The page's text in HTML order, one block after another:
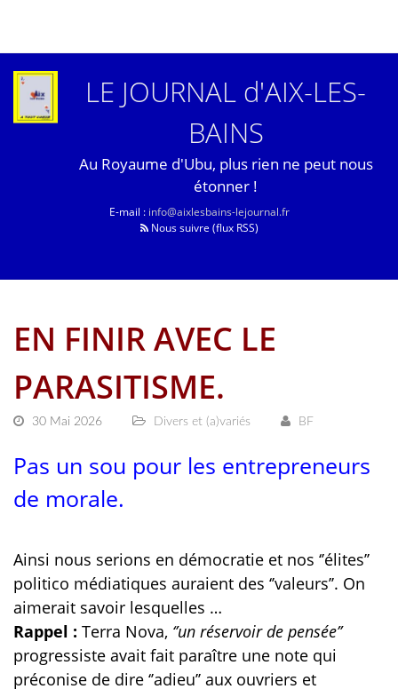
LE JOURNAL d'AIX-LES-
BAINS
Au Royaume d'Ubu, plus rien ne peut nous
étonner !
E-mail : info@aixlesbains-lejournal.fr
Nous suivre (flux RSS)
EN FINIR AVEC LE
PARASITISME.
30 Mai 2026 Divers et (a)variés BF
Pas un sou pour les entrepreneurs
de morale.
Ainsi nous serions en démocratie et nos ‘’élites’’
politico médiatiques auraient des ‘’valeurs’’. On
aimerait savoir lesquelles …
Rappel : Terra Nova, ‘’un réservoir de pensée’’
progressiste avait fait paraître une note qui
préconise de dire ‘’adieu’’ aux ouvriers et